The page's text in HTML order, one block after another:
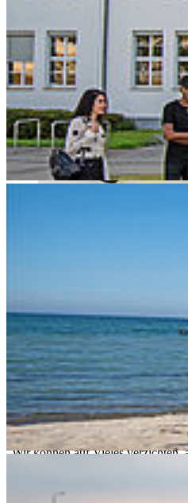
Die digitale Revolution ergreift alle
die Ernährung. Die hat sich Prof.
für das Lehrgebiet
an der Hochschule Stralsund
Forschungssemesters in den USA
ergründen, was auf die Branche
Kosument*innen zukommt.
Wichtigste Erkenntnis: „KI in der
kein Zukunftsthema, sondern ein
Lebensmittel werden bereits
KI sei die Basis der
der Schlüssel zur Ernährung als
„Wir können auf Vieles verzichten,
Bevölkerungszahlen, Anstieg von